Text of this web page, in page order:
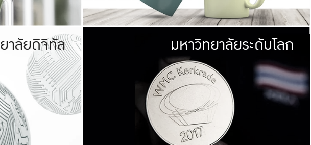
ยรับผิดชอบต่อสังคม
ร่วมมือกับชุมชน เพื่อความกินดีอยู่ดี
และความสุขอย่างยั่งยืน
มองปัญหาในภาพกว้าง
แก้ไขจากปัญหาจุดเล็กๆ
าลัยดิจิทัล มหาวิทยา
พร้อมที่จ
และผลักดันในการใช้ระบบส
เพื่อการทำงานแ
มหาวิทยาลัยระดับโลก